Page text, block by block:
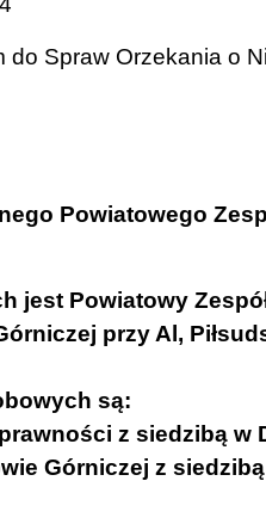
Spraw Orzekania o
Powiatowego
jest Powiatowy
przy Al,
są:
z siedzibą
Górniczej z